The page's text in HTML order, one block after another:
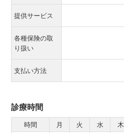
提供サービス
各種保険の取
り扱い
支払い方法
診療時間
時間 月 火 水 木